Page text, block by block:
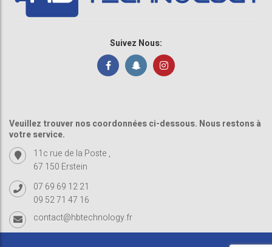
Suivez Nous:
Veuillez trouver nos coordonnées ci-dessous. Nous restons à
votre service.
11c rue de la Poste ,
67 150 Erstein
07 69 69 12 21
09 52 71 47 16
contact@hbtechnology.fr